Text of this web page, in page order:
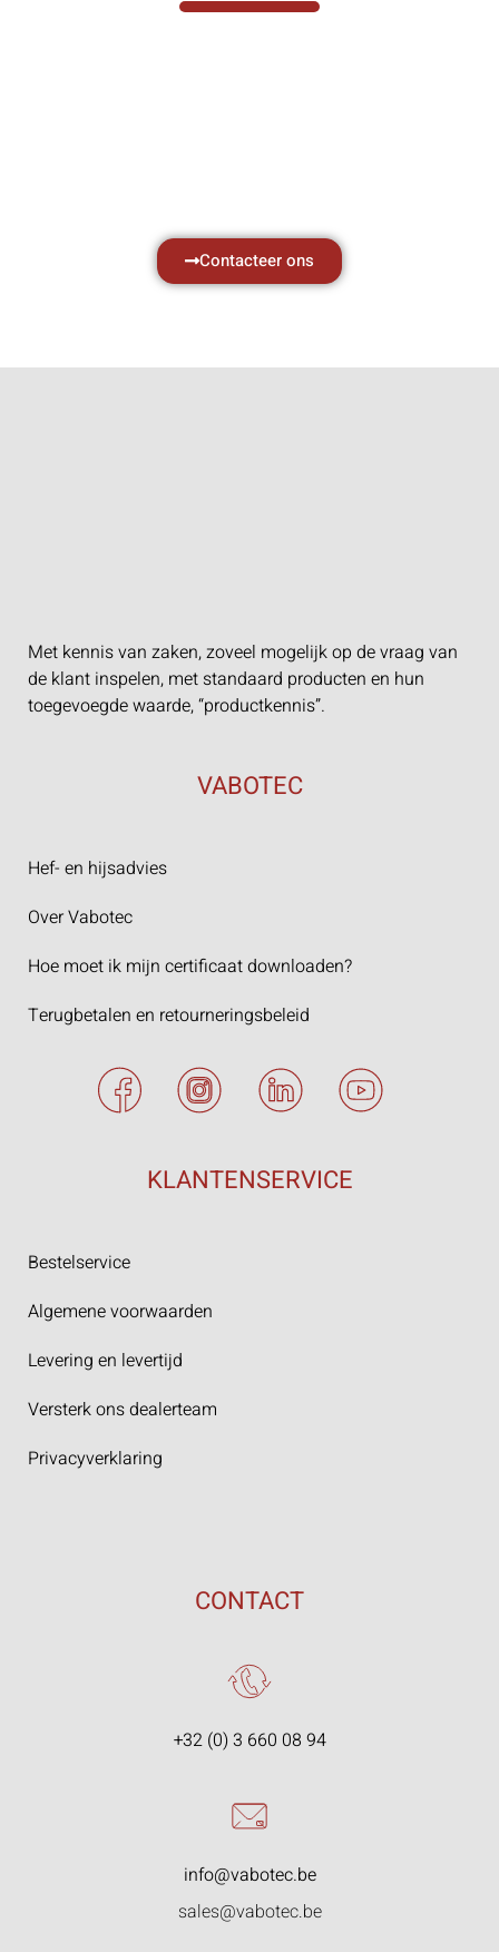
Contacteer ons
Met kennis van zaken, zoveel mogelijk op de vraag van
de klant inspelen, met standaard producten en hun
toegevoegde waarde, “productkennis”.
VABOTEC
Hef- en hijsadvies
Over Vabotec
Hoe moet ik mijn certificaat downloaden?
Terugbetalen en retourneringsbeleid
KLANTENSERVICE
Bestelservice
Algemene voorwaarden
Levering en levertijd
Versterk ons dealerteam
Privacyverklaring
CONTACT
+32 (0) 3 660 08 94
info@vabotec.be
sales@vabotec.be